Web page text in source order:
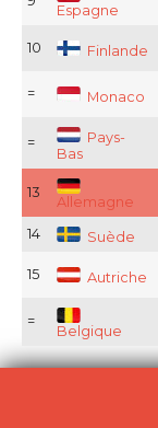
Espagne
10 Finlande
= Monaco
=
Pays-
Bas
13
Allemagne
14 Suède
15 Autriche
=
Belgique